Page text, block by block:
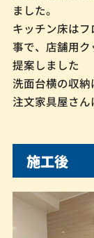
ました。
キッチン床は
事で、店舗用
提案しました
洗面台横の収納
注文家具屋さ
施工後